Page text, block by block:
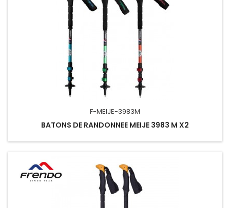
F-MEIJE-3983M
BATONS DE RANDONNEE MEIJE 3983 M X2